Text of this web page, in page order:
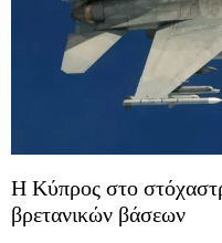
Η Κύπρος στο
βρετανικών βάσεων